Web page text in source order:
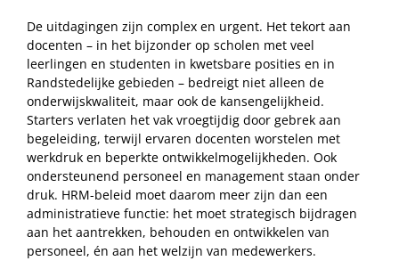
De uitdagingen zijn complex en urgent. Het tekort aan
docenten – in het bijzonder op scholen met veel
leerlingen en studenten in kwetsbare posities en in
Randstedelijke gebieden – bedreigt niet alleen de
onderwijskwaliteit, maar ook de kansengelijkheid.
Starters verlaten het vak vroegtijdig door gebrek aan
begeleiding, terwijl ervaren docenten worstelen met
werkdruk en beperkte ontwikkelmogelijkheden. Ook
ondersteunend personeel en management staan onder
druk. HRM-beleid moet daarom meer zijn dan een
administratieve functie: het moet strategisch bijdragen
aan het aantrekken, behouden en ontwikkelen van
personeel, én aan het welzijn van medewerkers.